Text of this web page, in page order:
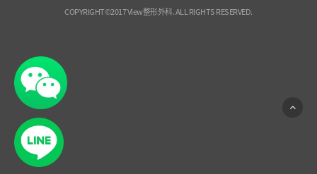
COPYRIGHT©2017 View整形外科. ALL RIGHTS RESERVED.